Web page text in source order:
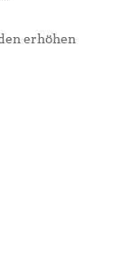
erhöhen